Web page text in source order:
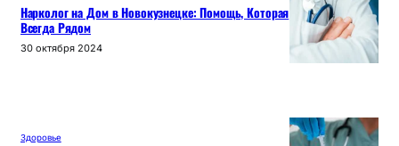
Нарколог на Дом в Новокузнецке: Помощь, Которая
Всегда Рядом
30 октября 2024
Здоровье